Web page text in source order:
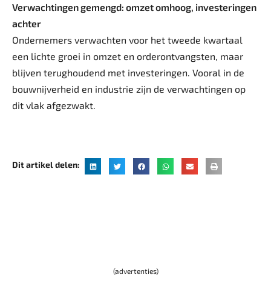
Verwachtingen gemengd: omzet omhoog, investeringen
achter
Ondernemers verwachten voor het tweede kwartaal
een lichte groei in omzet en orderontvangsten, maar
blijven terughoudend met investeringen. Vooral in de
bouwnijverheid en industrie zijn de verwachtingen op
dit vlak afgezwakt.
Dit artikel delen:
(advertenties)